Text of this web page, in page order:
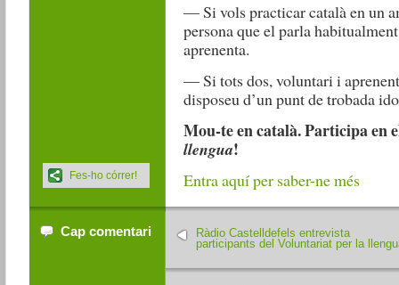
— Si vols practicar català en un
persona que el parla
aprenenta.
— Si tots dos, voluntari i
disposeu d’un punt de trobada
Mou-te en català. Participa en
llengua!
Entra aquí per saber-ne més
Fes-ho córrer!
Cap comentari
Ràdio Castelldefels entrevista
participants del Voluntariat per la